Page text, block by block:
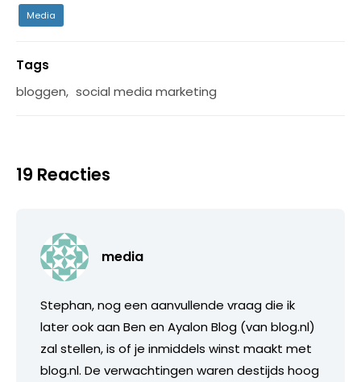
Media
Tags
bloggen, social media marketing
19 Reacties
media
Stephan, nog een aanvullende vraag die ik
later ook aan Ben en Ayalon Blog (van blog.nl)
zal stellen, is of je inmiddels winst maakt met
blog.nl. De verwachtingen waren destijds hoog